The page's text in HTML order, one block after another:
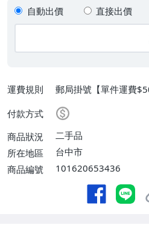
自動出價 直接出價
運費規則
郵局掛號【單件運費
付款方式
商品狀況
二手品
所在地區
台中市
商品編號
101620653436